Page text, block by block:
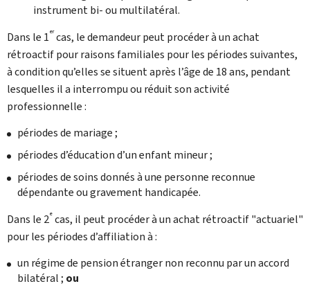
instrument bi- ou multilatéral.
Dans le 1ercas, le demandeur peut procéder à un achat
rétroactif pour raisons familiales pour les périodes suivantes,
à condition qu’elles se situent après l’âge de 18 ans, pendant
lesquelles il a interrompu ou réduit son activité
professionnelle :
périodes de mariage ;
périodes d’éducation d’un enfant mineur ;
périodes de soins donnés à une personne reconnue
dépendante ou gravement handicapée.
Dans le 2ecas, il peut procéder à un achat rétroactif "actuariel"
pour les périodes d’affiliation à :
un régime de pension étranger non reconnu par un accord
bilatéral ; ou